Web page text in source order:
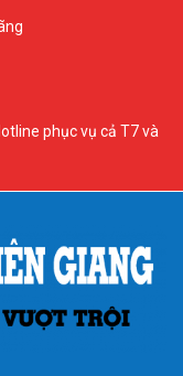
phục vụ cả T7 và